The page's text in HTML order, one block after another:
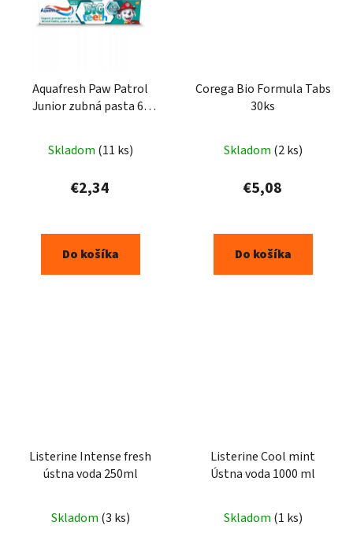
Aquafresh Paw Patrol
Junior zubná pasta 6-
Skladom (11 ks)
€2,34
Do košíka
Corega Bio Formula Tabs
30ks
Skladom (2 ks)
€5,08
Do košíka
Listerine Intense fresh
ústna voda 250ml
Skladom (3 ks)
Listerine Cool mint
Ústna voda 1000 ml
Skladom (1 ks)